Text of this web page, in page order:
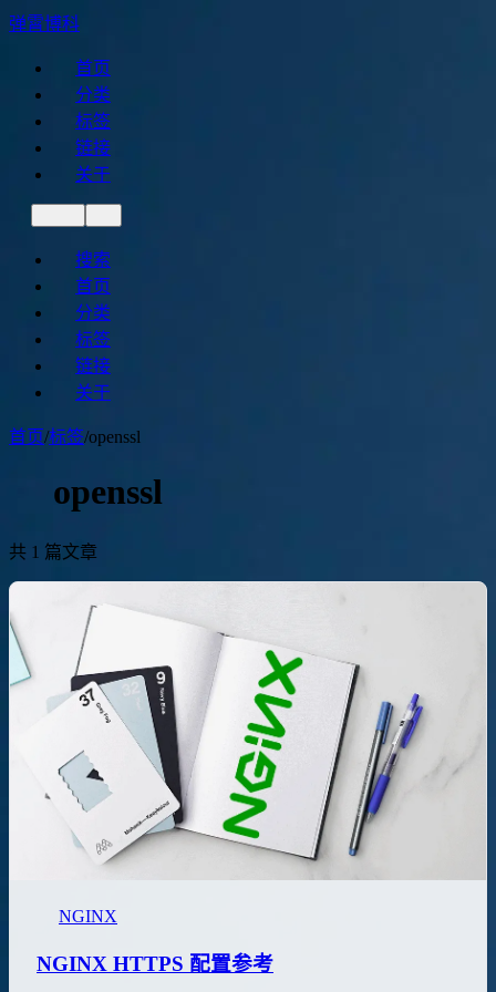
弹霄博科
首页
分类
标签
链接
关于
搜索
首页
分类
标签
链接
关于
首页/标签/openssl
openssl
共 1 篇文章
NGINX
NGINX HTTPS 配置参考